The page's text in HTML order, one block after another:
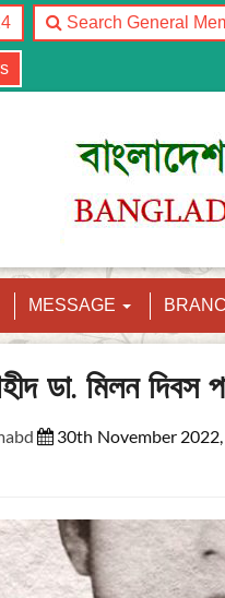
Search General
MESSAGE
ডা. মিলন দিবস
30th November